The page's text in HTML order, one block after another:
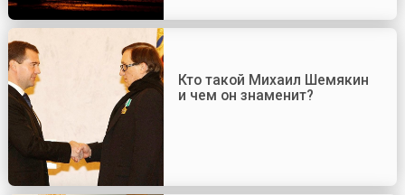
Кто такой Михаил Шемякин
и чем он знаменит?